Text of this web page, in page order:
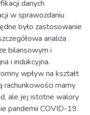
danych
w sprawozdaniu
było zastosowanie
analiza
bilansowym i
i indukcyjna.
wpływ na kształt
rachunkowości mamy
ale jej istotne walory
pandemii COVID-19.